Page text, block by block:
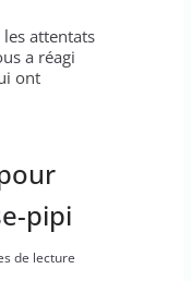
attentats
a réagi
ont
pipi
de lecture